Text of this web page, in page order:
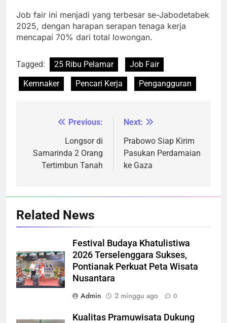
Job fair ini menjadi yang terbesar se-Jabodetabek
2025, dengan harapan serapan tenaga kerja
mencapai 70% dari total lowongan.
Tagged: 25 Ribu Pelamar
Job Fair
Kemnaker
Pencari Kerja Pengangguran
NavigasiPrevious:
Longsor di
Samarinda 2 Orang
Tertimbun Tanah
Next:
Prabowo Siap Kirim
Pasukan Perdamaian
ke Gaza
Related News
Festival Budaya Khatulistiwa
2026 Terselenggara Sukses,
Pontianak Perkuat Peta Wisata
Nusantara
Admin
2 minggu ago 0
Kualitas Pramuwisata Dukung